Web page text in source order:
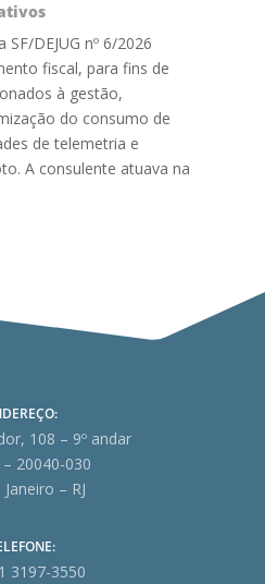
DEJUG nº 6/2026
fiscal, para fins de
à gestão,
do consumo de
de telemetria e
A consulente atuava na
108 – 9º andar
20040-030
Janeiro – RJ
3197-3550